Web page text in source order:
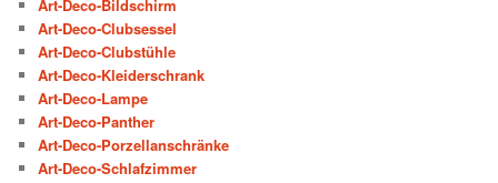
Art-Deco-Bildschirm
Art-Deco-Clubsessel
Art-Deco-Clubstühle
Art-Deco-Kleiderschrank
Art-Deco-Lampe
Art-Deco-Panther
Art-Deco-Porzellanschränke
Art-Deco-Schlafzimmer